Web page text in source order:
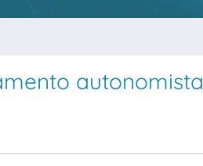
autonomista